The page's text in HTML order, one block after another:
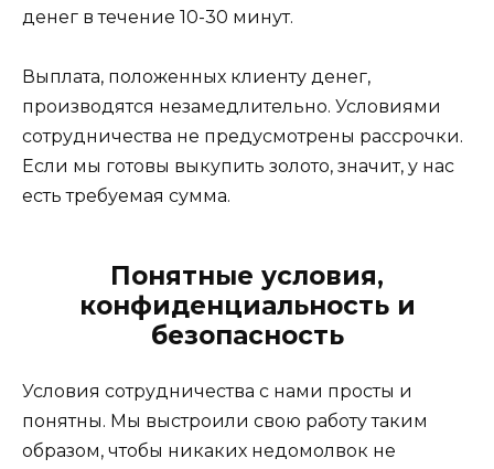
денег в течение 10-30 минут.
Выплата, положенных клиенту денег,
производятся незамедлительно. Условиями
сотрудничества не предусмотрены рассрочки.
Если мы готовы выкупить золото, значит, у нас
есть требуемая сумма.
Понятные условия,
конфиденциальность и
безопасность
Условия сотрудничества с нами просты и
понятны. Мы выстроили свою работу таким
образом, чтобы никаких недомолвок не